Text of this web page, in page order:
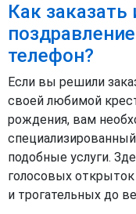
Как заказать
телефон?
Если вы решили
своей любимой
рождения, вам
подобные услуги.
голосовых
и трогательных до